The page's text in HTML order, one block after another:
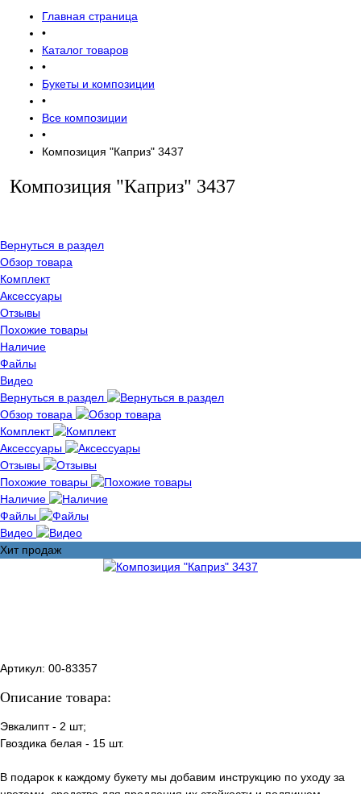
Главная страница
•
Каталог товаров
•
Букеты и композиции
•
Все композиции
•
Композиция "Каприз" 3437
Композиция "Каприз" 3437
Вернуться в раздел
Обзор товара
Комплект
Аксессуары
Отзывы
Похожие товары
Наличие
Файлы
Видео
Вернуться в раздел
Обзор товара
Комплект
Аксессуары
Отзывы
Похожие товары
Наличие
Файлы
Видео
Хит продаж
Артикул: 00-83357
Описание товара:
Эвкалипт - 2 шт;
Гвоздика белая - 15 шт.
В подарок к каждому букету мы добавим инструкцию по уходу за